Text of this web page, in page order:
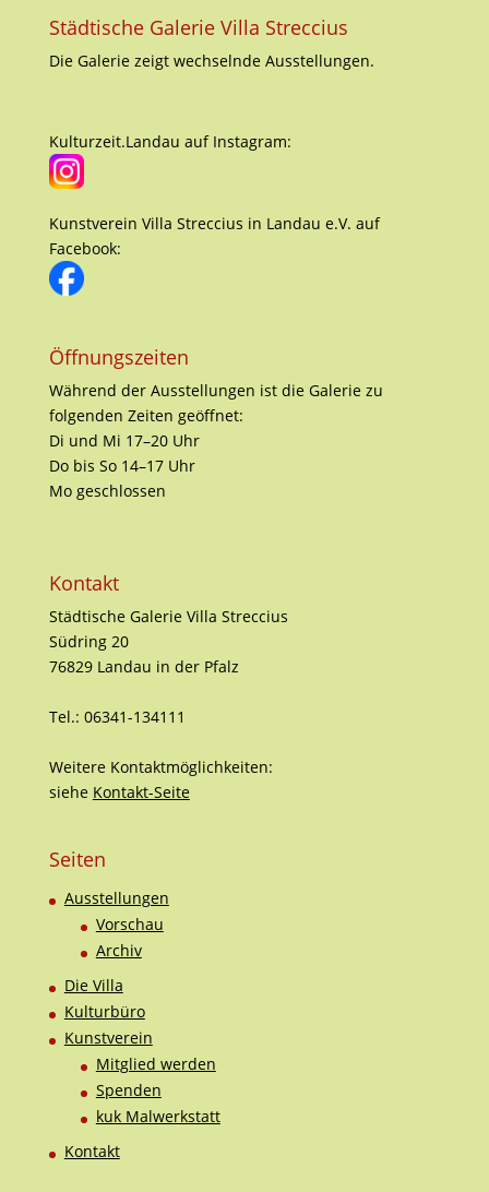
Städtische Galerie Villa Streccius
Die Galerie zeigt wechselnde Ausstellungen.
Kulturzeit.Landau auf Instagram:
Kunstverein Villa Streccius in Landau e.V. auf
Facebook:
Öffnungszeiten
Während der Ausstellungen ist die Galerie zu
folgenden Zeiten geöffnet:
Di und Mi 17–20 Uhr
Do bis So 14–17 Uhr
Mo geschlossen
Kontakt
Städtische Galerie Villa Streccius
Südring 20
76829 Landau in der Pfalz
Tel.: 06341-134111
Weitere Kontaktmöglichkeiten:
siehe Kontakt-Seite
Seiten
Ausstellungen
Vorschau
Archiv
Die Villa
Kulturbüro
Kunstverein
Mitglied werden
Spenden
kuk Malwerkstatt
Kontakt